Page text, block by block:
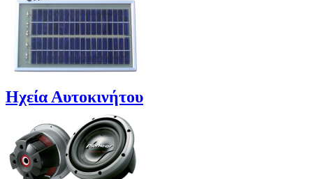
Ηχεία Αυτοκινήτου